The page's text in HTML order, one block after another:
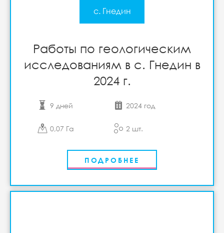
с. Гнедин
Работы по геологическим
исследованиям в с. Гнедин в
2024 г.
9 дней 2024 год
0,07 Га 2 шт.
ПОДРОБНЕЕ